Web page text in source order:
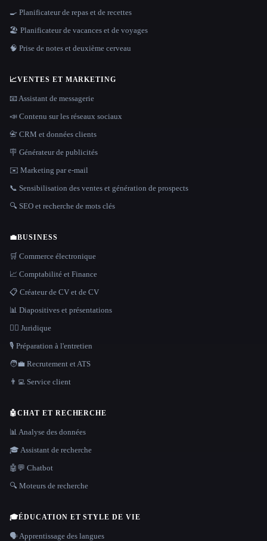
🍳 Planificateur de repas et de recettes
🏖 Planificateur de vacances et de voyages
🧠 Prise de notes et deuxième cerveau
📈VENTES ET MARKETING
📧 Assistant de messagerie
📣 Contenu sur les réseaux sociaux
📇 CRM et données clients
🪧 Générateur de publicités
✉️ Marketing par e-mail
📞 Sensibilisation des ventes et génération de prospects
🔍 SEO et recherche de mots clés
💼BUSINESS
🛒 Commerce électronique
📈 Comptabilité et Finance
📋 Créateur de CV et de CV
📊 Diapositives et présentations
👩‍⚖️ Juridique
🎙️ Préparation à l'entretien
🧑‍💼 Recrutement et ATS
👨‍💻 Service client
🤖CHAT ET RECHERCHE
📊 Analyse des données
🎓 Assistant de recherche
🤖💬 Chatbot
🔍 Moteurs de recherche
🎓ÉDUCATION ET STYLE DE VIE
🗣️ Apprentissage des langues